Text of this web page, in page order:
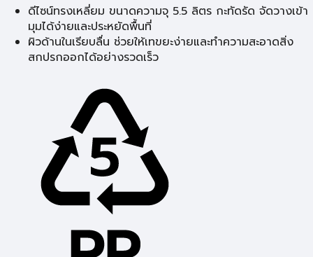
ดีไซน์ทรงเหลี่ยม ขนาดความจุ 5.5 ลิตร กะทัดรัด จัดวางเข้า
มุมได้ง่ายและประหยัดพื้นที่
ผิวด้านในเรียบลื่น ช่วยให้เทขยะง่ายและทำความสะอาดสิ่ง
สกปรกออกได้อย่างรวดเร็ว